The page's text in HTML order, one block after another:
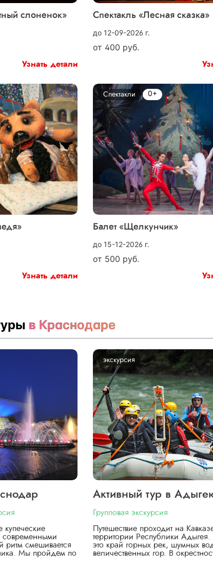
слоненок»
Узнать детали
Спектакль «Лесная сказка»
до 12-09-2026 г.
от 400 руб.
Узнать детали
Балет «Щелкунчик»
до 15-12-2026 г.
от 500 руб.
Спектакли 0+
в Краснодаре
современными
смешивается
Мы пройдём по
экскурсия
Активный тур в
Групповая экскурсия
Путешествие проходит на
территории Республики
это край горных рек, шумных
величественных гор. В